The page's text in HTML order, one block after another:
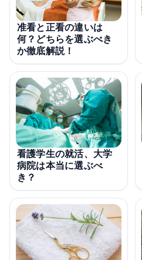
准看と正看の違いは
何？どちらを選ぶべき
か徹底解説！
看護学生の就活、大学
病院は本当に選ぶべ
き？